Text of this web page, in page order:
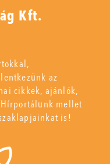
Kft.
az
cikkek, ajánlók,
mellet
is!